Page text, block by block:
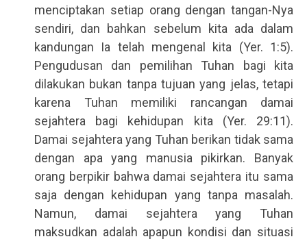
menciptakan setiap orang dengan tangan-Nya
sendiri, dan bahkan sebelum kita ada dalam
kandungan Ia telah mengenal kita (Yer. 1:5).
Pengudusan dan pemilihan Tuhan bagi kita
dilakukan bukan tanpa tujuan yang jelas, tetapi
karena Tuhan memiliki rancangan damai
sejahtera bagi kehidupan kita (Yer. 29:11).
Damai sejahtera yang Tuhan berikan tidak sama
dengan apa yang manusia pikirkan. Banyak
orang berpikir bahwa damai sejahtera itu sama
saja dengan kehidupan yang tanpa masalah.
Namun, damai sejahtera yang Tuhan
maksudkan adalah apapun kondisi dan situasi